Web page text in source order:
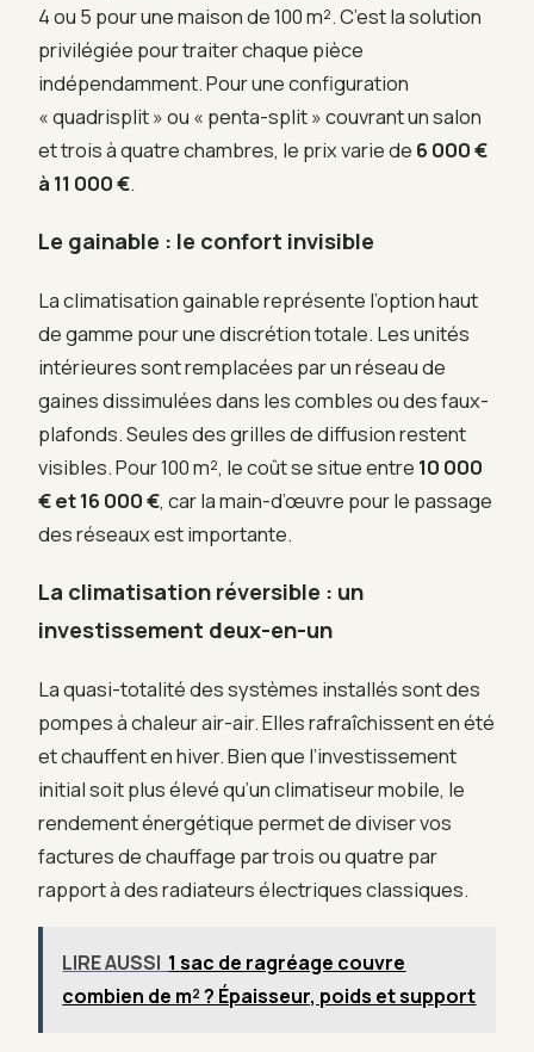
4 ou 5 pour une maison de 100 m². C’est la solution
privilégiée pour traiter chaque pièce
indépendamment. Pour une configuration
« quadrisplit » ou « penta-split » couvrant un salon
et trois à quatre chambres, le prix varie de 6 000 €
à 11 000 €.
Le gainable : le confort invisible
La climatisation gainable représente l’option haut
de gamme pour une discrétion totale. Les unités
intérieures sont remplacées par un réseau de
gaines dissimulées dans les combles ou des faux-
plafonds. Seules des grilles de diffusion restent
visibles. Pour 100 m², le coût se situe entre 10 000
€ et 16 000 €, car la main-d’œuvre pour le passage
des réseaux est importante.
La climatisation réversible : un
investissement deux-en-un
La quasi-totalité des systèmes installés sont des
pompes à chaleur air-air. Elles rafraîchissent en été
et chauffent en hiver. Bien que l’investissement
initial soit plus élevé qu’un climatiseur mobile, le
rendement énergétique permet de diviser vos
factures de chauffage par trois ou quatre par
rapport à des radiateurs électriques classiques.
LIRE AUSSI 1 sac de ragréage couvre
combien de m² ? Épaisseur, poids et support